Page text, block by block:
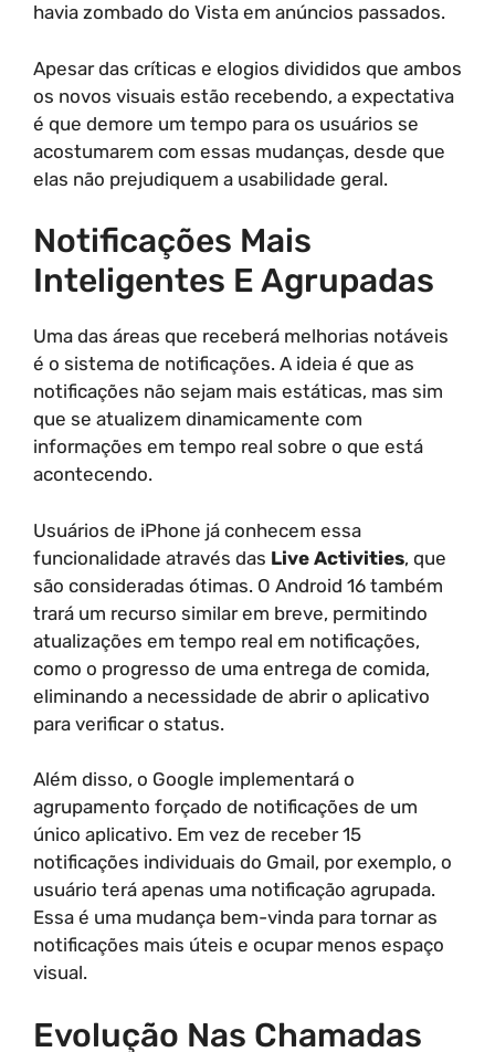
havia zombado do Vista em anúncios passados.
Apesar das críticas e elogios divididos que ambos
os novos visuais estão recebendo, a expectativa
é que demore um tempo para os usuários se
acostumarem com essas mudanças, desde que
elas não prejudiquem a usabilidade geral.
Notificações Mais
Inteligentes E Agrupadas
Uma das áreas que receberá melhorias notáveis
é o sistema de notificações. A ideia é que as
notificações não sejam mais estáticas, mas sim
que se atualizem dinamicamente com
informações em tempo real sobre o que está
acontecendo.
Usuários de iPhone já conhecem essa
funcionalidade através das Live Activities, que
são consideradas ótimas. O Android 16 também
trará um recurso similar em breve, permitindo
atualizações em tempo real em notificações,
como o progresso de uma entrega de comida,
eliminando a necessidade de abrir o aplicativo
para verificar o status.
Além disso, o Google implementará o
agrupamento forçado de notificações de um
único aplicativo. Em vez de receber 15
notificações individuais do Gmail, por exemplo, o
usuário terá apenas uma notificação agrupada.
Essa é uma mudança bem-vinda para tornar as
notificações mais úteis e ocupar menos espaço
visual.
Evolução Nas Chamadas